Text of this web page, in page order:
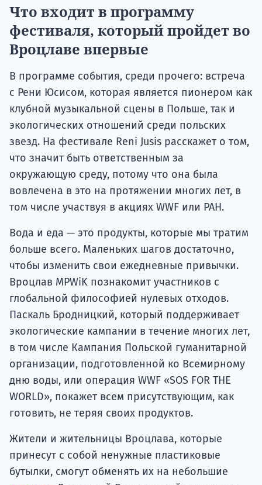
Что входит в программу
фестиваля, который пройдет во
Вроцлаве впервые
В программе события, среди прочего: встреча
с Рени Юсисом, которая является пионером как
клубной музыкальной сцены в Польше, так и
экологических отношений среди польских
звезд. На фестивале Reni Jusis расскажет о том,
что значит быть ответственным за
окружающую среду, потому что она была
вовлечена в это на протяжении многих лет, в
том числе участвуя в акциях WWF или PAH.
Вода и еда — это продукты, которые мы тратим
больше всего. Маленьких шагов достаточно,
чтобы изменить свои ежедневные привычки.
Вроцлав MPWiK познакомит участников с
глобальной философией нулевых отходов.
Паскаль Бродницкий, который поддерживает
экологические кампании в течение многих лет,
в том числе Кампания Польской гуманитарной
организации, подготовленной ко Всемирному
дню воды, или операция WWF «SOS FOR THE
WORLD», покажет всем присутствующим, как
готовить, не теряя своих продуктов.
Жители и жительницы Вроцлава, которые
принесут с собой ненужные пластиковые
бутылки, смогут обменять их на небольшие